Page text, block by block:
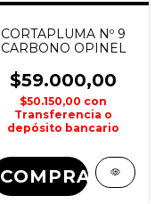
CORTAPLUMA Nº 9
CARBONO OPINEL
$59.000,00
$50.150,00 con
Transferencia o
depósito bancario
COMPRAR